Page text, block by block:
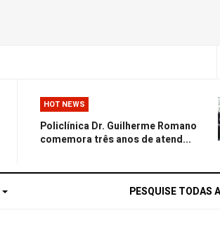
HOT NEWS
Policlínica Dr. Guilherme Romano
comemora três anos de atend...
PESQUISE TODAS